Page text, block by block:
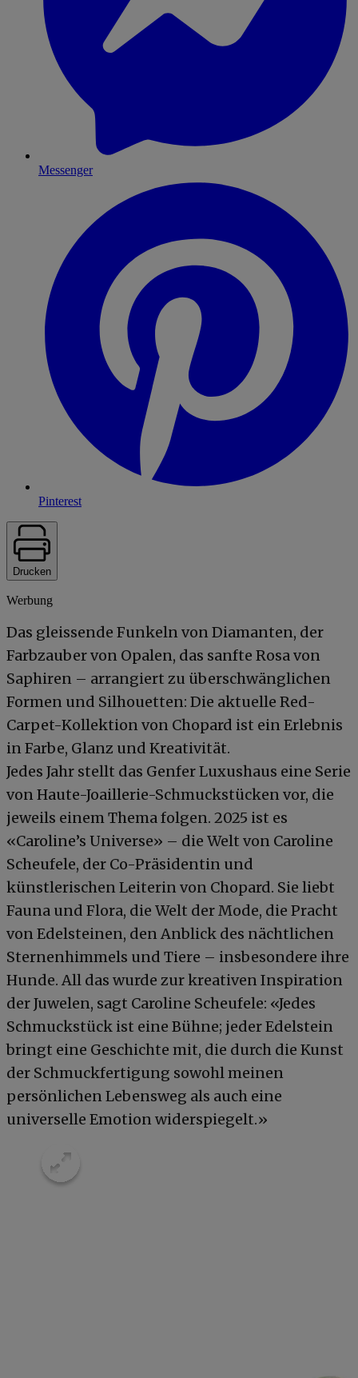
Messenger
Pinterest
Drucken
Werbung
Das gleissende Funkeln von Diamanten, der
Farbzauber von Opalen, das sanfte Rosa von
Saphiren – arrangiert zu überschwänglichen
Formen und Silhouetten: Die aktuelle Red-
Carpet-Kollektion von Chopard ist ein Erlebnis
in Farbe, Glanz und Kreativität.
Jedes Jahr stellt das Genfer Luxushaus eine Serie
von Haute-Joaillerie-Schmuckstücken vor, die
jeweils einem Thema folgen. 2025 ist es
«Caroline’s Universe» – die Welt von Caroline
Scheufele, der Co-Präsidentin und
künstlerischen Leiterin von Chopard. Sie liebt
Fauna und Flora, die Welt der Mode, die Pracht
von Edelsteinen, den Anblick des nächtlichen
Sternenhimmels und Tiere – insbesondere ihre
Hunde. All das wurde zur kreativen Inspiration
der Juwelen, sagt Caroline Scheufele: «Jedes
Schmuckstück ist eine Bühne; jeder Edelstein
bringt eine Geschichte mit, die durch die Kunst
der Schmuckfertigung sowohl meinen
persönlichen Lebensweg als auch eine
universelle Emotion widerspiegelt.»